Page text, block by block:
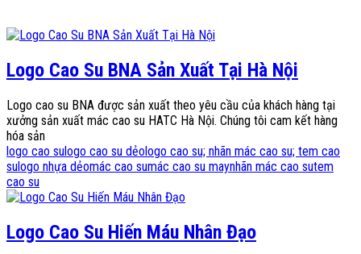
Logo Cao Su BNA Sản Xuất Tại Hà Nội
Logo cao su BNA được sản xuất theo yêu cầu của khách hàng tại
xưởng sản xuất mác cao su HATC Hà Nội. Chúng tôi cam kết hàng
hóa sản
logo cao sulogo cao su dẻologo cao su; nhãn mác cao su; tem cao
sulogo nhựa dẻomác cao sumác cao su maynhãn mác cao sutem
cao su
Logo Cao Su Hiến Máu Nhân Đạo